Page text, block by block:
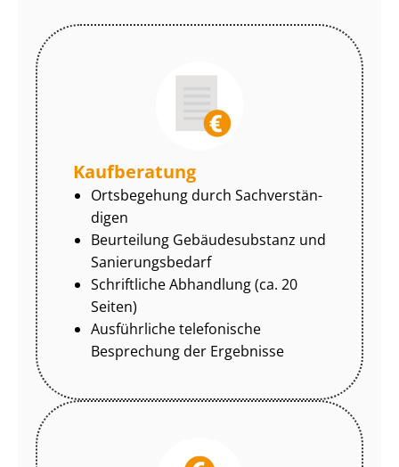
Kaufberatung
Ortsbegehung durch Sach­ver­stän­
di­gen
Beurteilung Gebäudesubstanz und
Sa­nie­rungs­be­darf
Schriftliche Abhandlung (ca. 20
Seiten)
Ausführliche telefonische
Besprechung der Ergebnisse